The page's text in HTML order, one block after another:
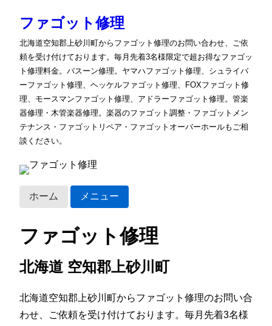
ファゴット修理
北海道空知郡上砂川町からファゴット修理のお問い合わせ、ご依
頼を受け付けております。毎月先着3名様限定で超お得なファゴッ
ト修理料金。バスーン修理。ヤマハファゴット修理、シュライバ
ーファゴット修理、ヘッケルファゴット修理、FOXファゴット修
理、モースマンファゴット修理、アドラーファゴット修理。管楽
器修理・木管楽器修理。楽器のファゴット調整・ファゴットメン
テナンス・ファゴットリペア・ファゴットオーバーホールもご相
談ください。
ホーム メニュー
ファゴット修理
北海道 空知郡上砂川町
北海道空知郡上砂川町からファゴット修理のお問い合
わせ、ご依頼を受け付けております。毎月先着3名様